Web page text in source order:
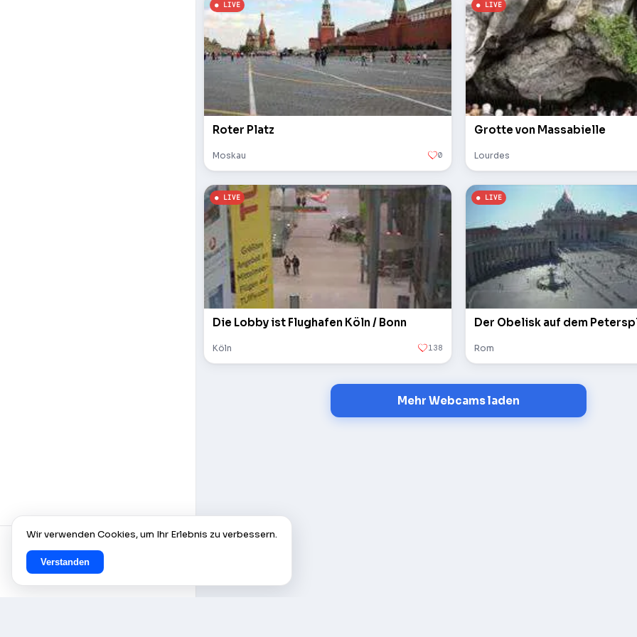
Roter Platz
Moskau 0
Grotte von Massabielle
Lourdes
Die Lobby ist Flughafen Köln / Bonn
Köln 138 Rom
Mehr Webcams laden
Wir verwenden Cookies, um Ihr Erlebnis zu verbessern.
Verstanden